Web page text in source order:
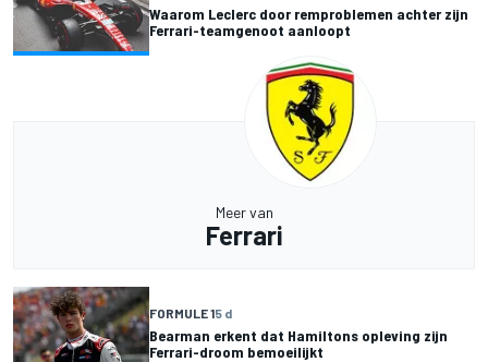
Waarom Leclerc door remproblemen achter zijn
Ferrari-teamgenoot aanloopt
Meer van
Ferrari
FORMULE 15 d
Bearman erkent dat Hamiltons opleving zijn
Ferrari-droom bemoeilijkt